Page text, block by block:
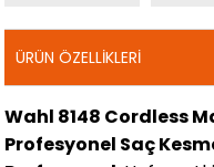
ÜRÜN ÖZELLIKLERI
Wahl 8148 Cordless
Profesyonel Saç